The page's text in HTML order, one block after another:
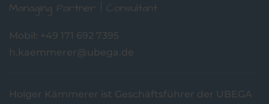
Managing Partner | Consultant
Mobil: +49 171 692 7395
h.kaemmerer@ubega.de
Holger Kämmerer ist Geschäftsführer der UBEGA